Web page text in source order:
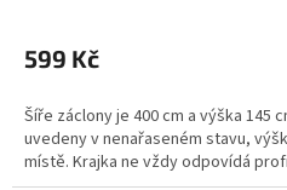
599 Kč
Šíře záclony je 400 cm a výška 145
uvedeny v nenařaseném stavu,
místě. Krajka ne vždy odpovídá